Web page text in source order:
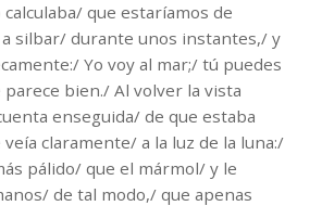
que estaríamos de
a silbar/ durante unos instantes,/ y
Yo voy al mar;/ tú puedes
parece bien./ Al volver la vista
enseguida/ de que estaba
veía claramente/ a la luz de la luna:/
pálido/ que el mármol/ y le
de tal modo,/ que apenas